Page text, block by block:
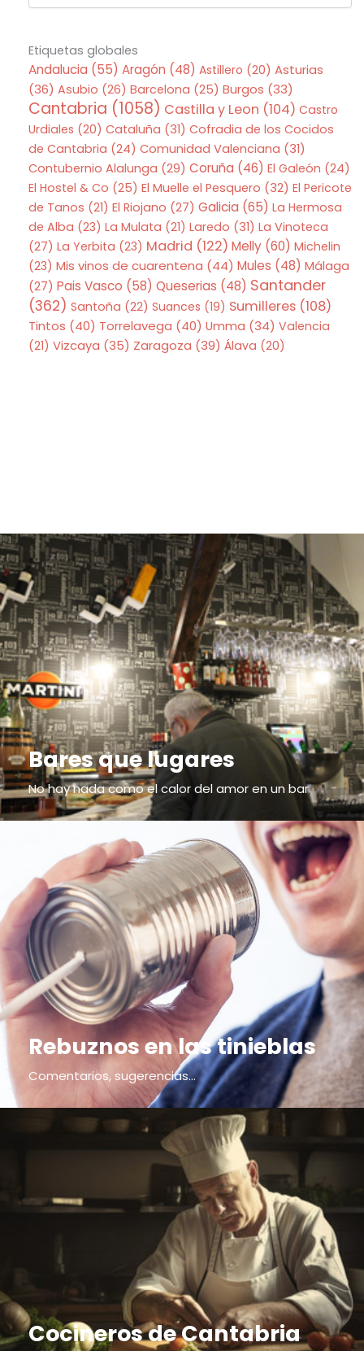
Etiquetas globales
Andalucia (55) Aragón (48) Astillero (20) Asturias
(36) Asubio (26) Barcelona (25) Burgos (33)
Cantabria (1058) Castilla y Leon (104) Castro
Urdiales (20) Cataluña (31) Cofradia de los Cocidos
de Cantabria (24) Comunidad Valenciana (31)
Contubernio Alalunga (29) Coruña (46) El Galeón (24)
El Hostel & Co (25) El Muelle el Pesquero (32) El Pericote
de Tanos (21) El Riojano (27) Galicia (65) La Hermosa
de Alba (23) La Mulata (21) Laredo (31) La Vinoteca
(27) La Yerbita (23) Madrid (122) Melly(60) Michelin
(23) Mis vinos de cuarentena (44) Mules (48) Málaga
(27) Pais Vasco (58) Queserias (48) Santander
(362) Santoña (22) Suances (19) Sumilleres(108)
Tintos (40) Torrelavega (40) Umma (34) Valencia
(21) Vizcaya (35) Zaragoza (39) Álava (20)
Bares que lugares
No hay nada como el calor del amor en un bar
Rebuznos en las tinieblas
Comentarios, sugerencias...
Cocineros de Cantabria